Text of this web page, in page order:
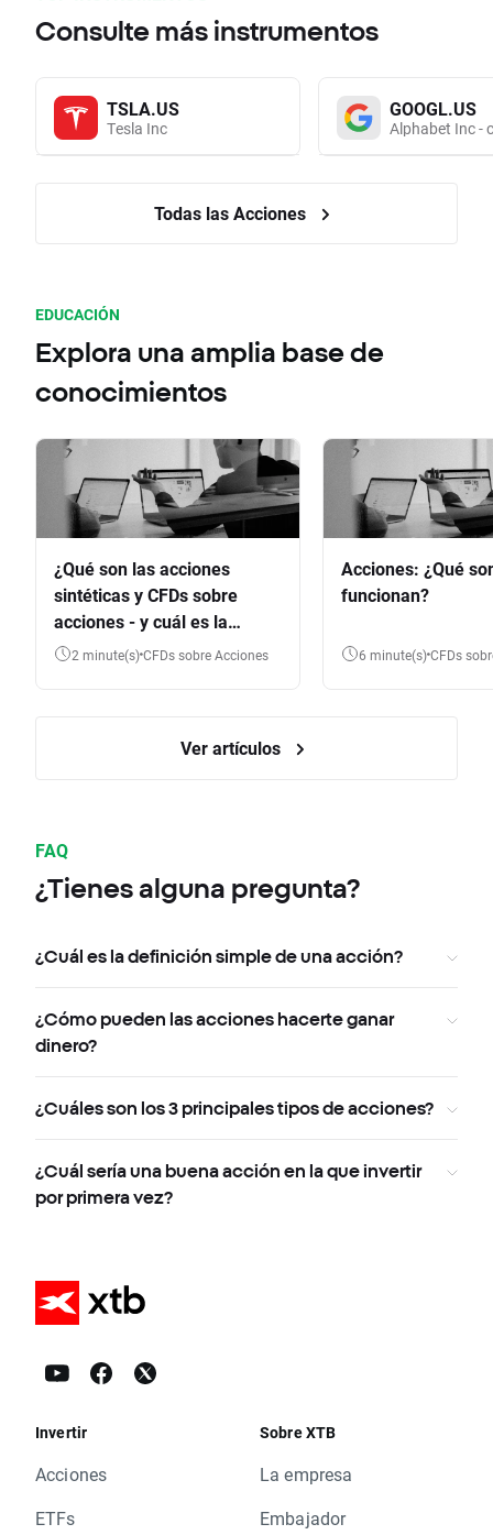
Consulte más instrumentos
TSLA.US
Tesla Inc
GOOGL.US
Alphabet Inc -
Todas las Acciones
EDUCACIÓN
Explora una amplia base de
conocimientos
¿Qué son las acciones
sintéticas y CFDs sobre
acciones - y cuál es la
diferencia?
2 minute(s) CFDs sobre Acciones
Acciones: ¿Qué
funcionan?
6 minute(s) CFDs
Ver artículos
FAQ
¿Tienes alguna pregunta?
¿Cuál es la definición simple de una acción?
¿Cómo pueden las acciones hacerte ganar
dinero?
¿Cuáles son los 3 principales tipos de acciones?
¿Cuál sería una buena acción en la que invertir
por primera vez?
Invertir
Acciones
ETFs
Sobre XTB
La empresa
Embajador